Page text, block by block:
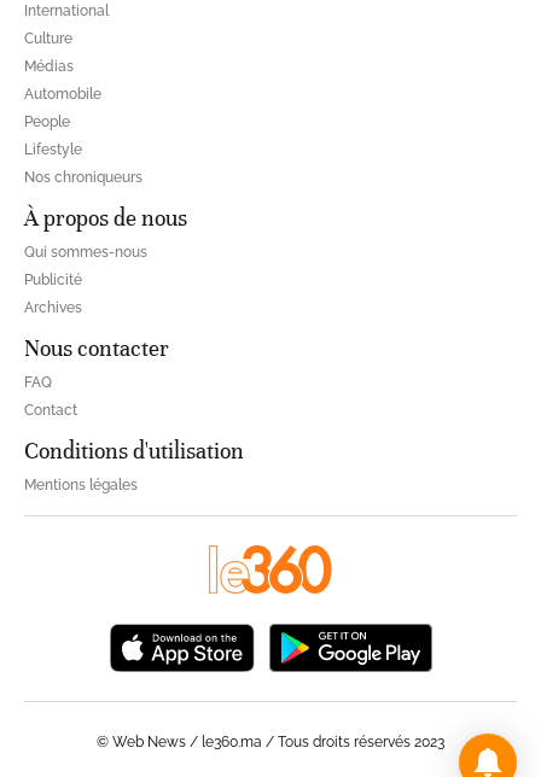
International
Culture
Médias
Automobile
People
Lifestyle
Nos chroniqueurs
À propos de nous
Qui sommes-nous
Publicité
Archives
Nous contacter
FAQ
Contact
Conditions d'utilisation
Mentions légales
© Web News / le360.ma / Tous droits réservés 2023